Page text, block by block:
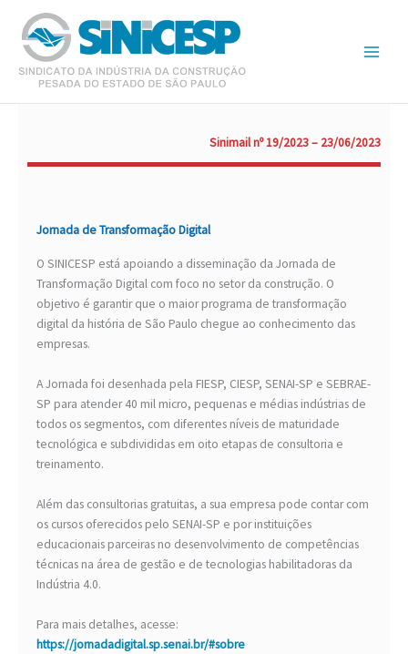
para
conteúdo
Sinimail nº 19/2023 – 23/06/2023
Jornada de Transformação Digital
O SINICESP está apoiando a disseminação da Jornada de
Transformação Digital com foco no setor da construção. O
objetivo é garantir que o maior programa de transformação
digital da história de São Paulo chegue ao conhecimento das
empresas.
A Jornada foi desenhada pela FIESP, CIESP, SENAI-SP e SEBRAE-
SP para atender 40 mil micro, pequenas e médias indústrias de
todos os segmentos, com diferentes níveis de maturidade
tecnológica e subdivididas em oito etapas de consultoria e
treinamento.
Além das consultorias gratuitas, a sua empresa pode contar com
os cursos oferecidos pelo SENAI-SP e por instituições
educacionais parceiras no desenvolvimento de competências
técnicas na área de gestão e de tecnologias habilitadoras da
Indústria 4.0.
Para mais detalhes, acesse:
https://jornadadigital.sp.senai.br/#sobre